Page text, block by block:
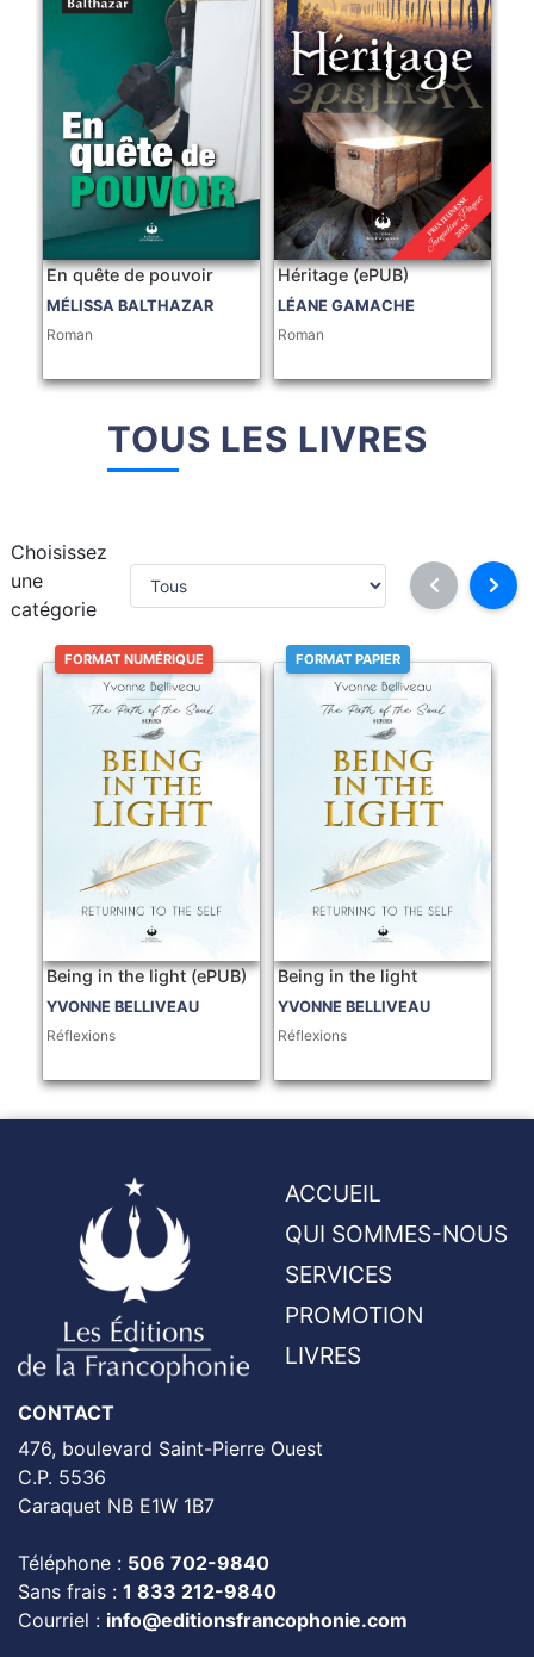
En quête de pouvoir
MÉLISSA BALTHAZAR
Roman
Héritage (ePUB)
LÉANE GAMACHE
Roman
TOUS LES LIVRES
Choisissez
une
catégorie
FORMAT NUMÉRIQUE
Being in the light (ePUB)
YVONNE BELLIVEAU
Réflexions
FORMAT PAPIER
Being in the light
YVONNE BELLIVEAU
Réflexions
ACCUEIL
QUI SOMMES-NOUS
SERVICES
PROMOTION
LIVRES
CONTACT
476, boulevard Saint-Pierre Ouest
C.P. 5536
Caraquet NB E1W 1B7
Téléphone : 506 702-9840
Sans frais : 1 833 212-9840
Courriel : info@editionsfrancophonie.com